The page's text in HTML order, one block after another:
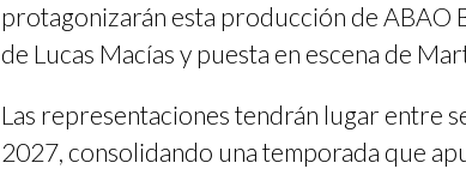
protagonizarán esta producción de ABAO
de Lucas Macías y puesta en escena de
Las representaciones tendrán lugar entre
2027, consolidando una temporada que